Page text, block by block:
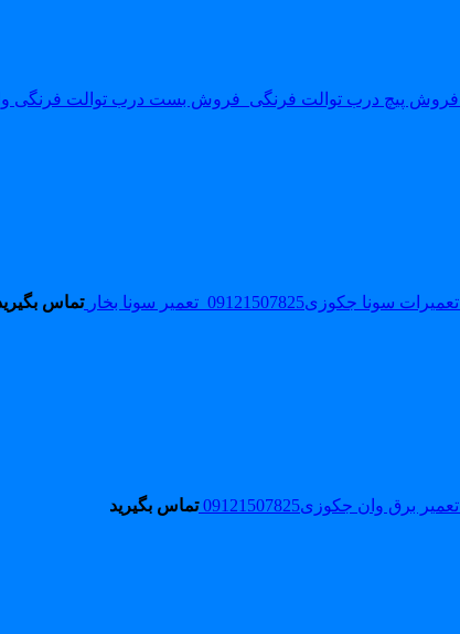
فروش پیچ درب توالت فرنگی_فروش بست درب توالت فرنگی
تعمیرات سونا جکوزی09121507825_تعمیر سونا بخار تماس
تعمیر برق وان جکوزی09121507825 تماس بگیرید